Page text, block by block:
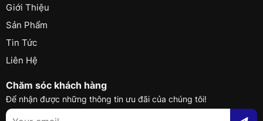
Giới Thiệu
Sản Phẩm
Tin Tức
Liên Hệ
Chăm sóc khách hàng
Để nhận được những thông tin ưu đãi của chúng tôi!